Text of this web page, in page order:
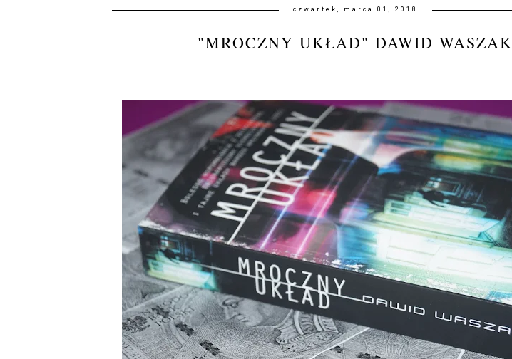
czwartek, marca 01, 2018
"MROCZNY UKŁAD" DAWID WASZAK